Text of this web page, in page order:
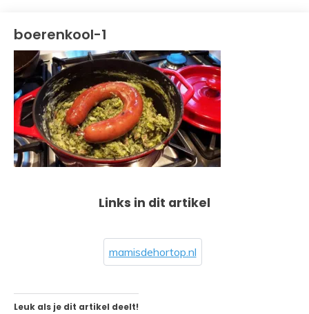
boerenkool-1
Links in dit artikel
mamisdehortop.nl
Leuk als je dit artikel deelt!